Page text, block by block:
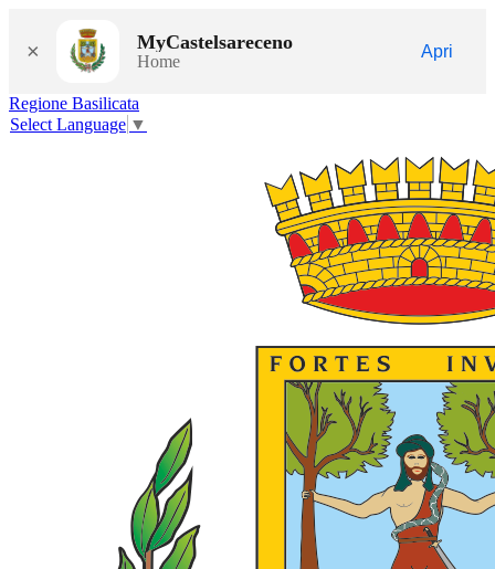
× MyCastelsareceno
Home
Apri
Regione Basilicata
Select Language ▼